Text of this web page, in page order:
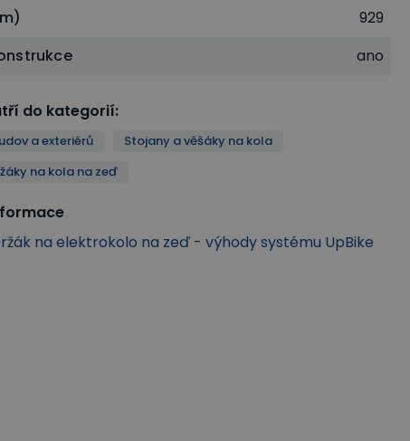
929
ano
do kategorií:
a exteriérů
Stojany a věšáky na kola
na kola na zeď
na elektrokolo na zeď - výhody systému UpBike